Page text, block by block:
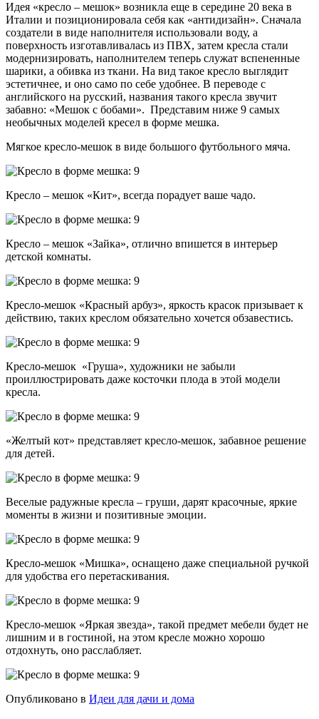
Идея «кресло – мешок» возникла еще в середине 20 века в
Италии и позиционировала себя как «антидизайн». Сначала
создатели в виде наполнителя использовали воду, а
поверхность изготавливалась из ПВХ, затем кресла стали
модернизировать, наполнителем теперь служат вспененные
шарики, а обивка из ткани. На вид такое кресло выглядит
эстетичнее, и оно само по себе удобнее. В переводе с
английского на русский, названия такого кресла звучит
забавно: «Мешок с бобами». Представим ниже 9 самых
необычных моделей кресел в форме мешка.
Мягкое кресло-мешок в виде большого футбольного мяча.
Кресло – мешок «Кит», всегда порадует ваше чадо.
Кресло – мешок «Зайка», отлично впишется в интерьер
детской комнаты.
Кресло-мешок «Красный арбуз», яркость красок призывает к
действию, таких креслом обязательно хочется обзавестись.
Кресло-мешок «Груша», художники не забыли
проиллюстрировать даже косточки плода в этой модели
кресла.
«Желтый кот» представляет кресло-мешок, забавное решение
для детей.
Веселые радужные кресла – груши, дарят красочные, яркие
моменты в жизни и позитивные эмоции.
Кресло-мешок «Мишка», оснащено даже специальной ручкой
для удобства его перетаскивания.
Кресло-мешок «Яркая звезда», такой предмет мебели будет не
лишним и в гостиной, на этом кресле можно хорошо
отдохнуть, оно расслабляет.
Опубликовано в Идеи для дачи и дома